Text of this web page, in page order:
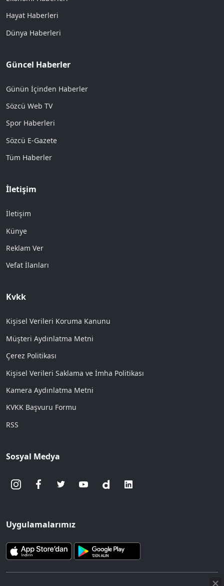
Hayat Haberleri
Dünya Haberleri
Güncel Haberler
Günün İçinden Haberler
Sözcü Web TV
Spor Haberleri
Sözcü E-Gazete
Tüm Haberler
İletişim
İletişim
Künye
Reklam Ver
Vefat İlanları
Kvkk
Kişisel Verileri Koruma Kanunu
Müşteri Aydınlatma Metni
Çerez Politikası
Kişisel Verileri Saklama ve İmha Politikası
Kamera Aydınlatma Metni
KVKK Başvuru Formu
RSS
Sosyal Medya
Uygulamalarımız